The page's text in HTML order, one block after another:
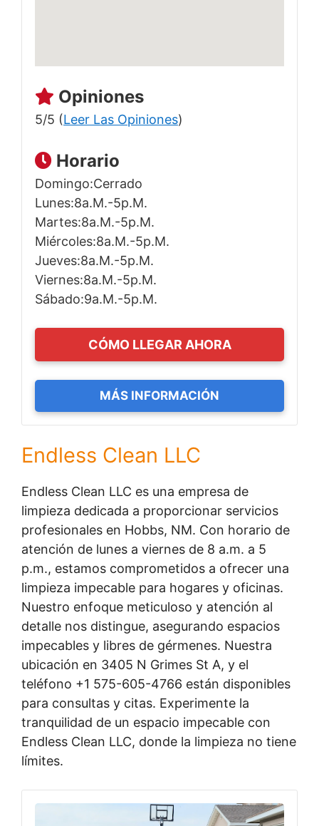
Opiniones
5/5 (Leer Las Opiniones)
Horario
Domingo:Cerrado
Lunes:8a.m.-5p.m.
Martes:8a.m.-5p.m.
Miércoles:8a.m.-5p.m.
Jueves:8a.m.-5p.m.
Viernes:8a.m.-5p.m.
Sábado:9a.m.-5p.m.
CÓMO LLEGAR AHORA
MÁS INFORMACIÓN
Endless Clean LLC
Endless Clean LLC es una empresa de
limpieza dedicada a proporcionar servicios
profesionales en Hobbs, NM. Con horario de
atención de lunes a viernes de 8 a.m. a 5
p.m., estamos comprometidos a ofrecer una
limpieza impecable para hogares y oficinas.
Nuestro enfoque meticuloso y atención al
detalle nos distingue, asegurando espacios
impecables y libres de gérmenes. Nuestra
ubicación en 3405 N Grimes St A, y el
teléfono +1 575-605-4766 están disponibles
para consultas y citas. Experimente la
tranquilidad de un espacio impecable con
Endless Clean LLC, donde la limpieza no tiene
límites.